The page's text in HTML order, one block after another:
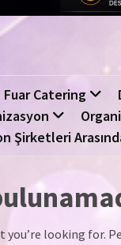
Fuar Catering
Şirketleri
you’re looking for.